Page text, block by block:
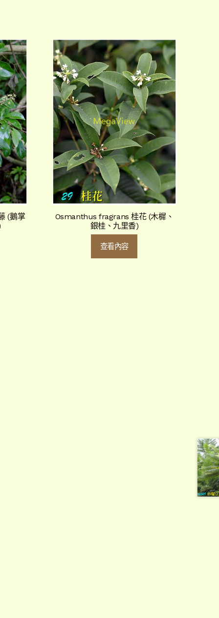
(鵝掌
Osmanthus fragrans 桂花 (木樨、
銀桂、九里香)
查看內容